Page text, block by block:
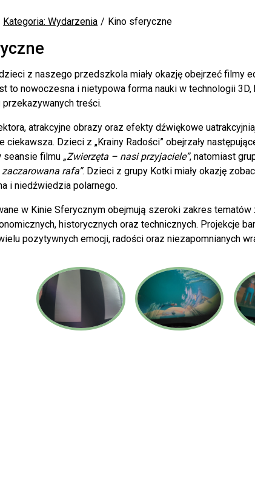
Kategoria: Wydarzenia Kino sferyczne
z naszego przedszkola miały okazję obejrzeć filmy
to nowoczesna i nietypowa forma nauki w technologii
treści.
atrakcyjne obrazy oraz efekty dźwiękowe
ciekawsza. Dzieci z „Krainy Radości” obejrzały
seansie filmu „Zwierzęta – nasi przyjaciele”, natomiast
rafa”. Dzieci z grupy Kotki miały okazję
i niedźwiedzia polarnego.
w Kinie Sferycznym obejmują szeroki zakres
historycznych oraz technicznych. Projekcje
pozytywnych emocji, radości oraz niezapomnianych